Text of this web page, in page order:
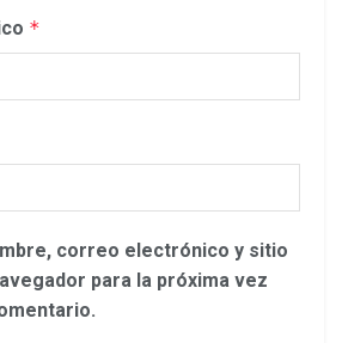
*
correo electrónico y sitio
para la próxima vez